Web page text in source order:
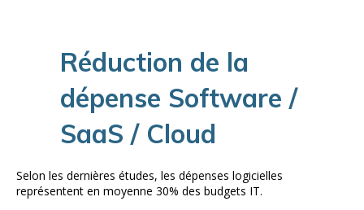
Réduction de la
dépense Software /
SaaS / Cloud
Selon les dernières études, les dépenses logicielles
représentent en moyenne 30% des budgets IT.